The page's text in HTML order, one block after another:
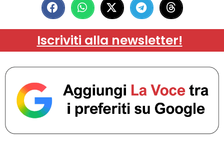
Iscriviti alla newsletter!